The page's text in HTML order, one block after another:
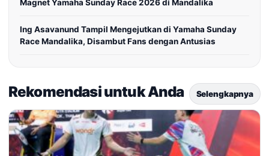
Magnet Yamaha Sunday Race 2026 di Mandalika
Ing Asavanund Tampil Mengejutkan di Yamaha Sunday
Race Mandalika, Disambut Fans dengan Antusias
Rekomendasi untuk Anda Selengkapnya